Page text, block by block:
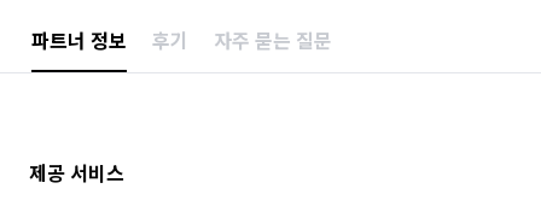
파트너 정보 후기 자주 묻는 질문
제공 서비스